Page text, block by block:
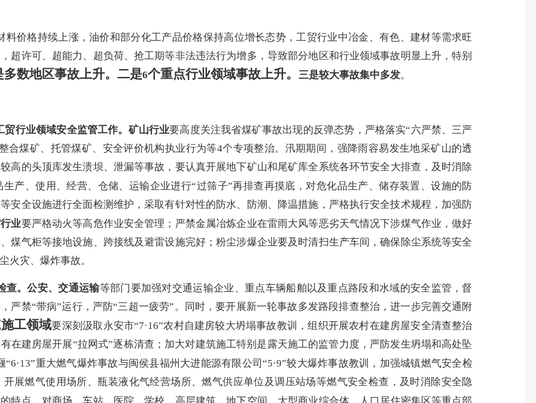
料价格持续上涨，油价和部分化工产品价格保持高位增长态势，工贸行业中冶金、有色、建材等需求旺
超许可、超能力、超负荷、抢工期等非法违法行为增多，导致部分地区和行业领域事故明显上升，特别
多数地区事故上升。二是6个重点行业领域事故上升。 三是较大事故集中多发。
行业领域安全监管工作。 矿山行业要高度关注我省煤矿事故出现的反弹态势，严格落实“六严禁、三严
合煤矿、托管煤矿、安全评价机构执业行为等4个专项整治。 汛期期间， 强降雨容易发生地采矿山的透
高的头顶库发生溃坝、泄漏等事故 ， 要认真开展地下矿山和尾矿库全系统各环节安全大排查，及时消除
生产、使用、经营、仓储、运输企业进行“过筛子”再排查再摸底，对危化品生产、储存装置、设施的防
安全设施进行全面检测维护，采取有针对性的防水、防潮、降温措施，严格执行安全技术规程，加强防
业要严格动火等高危作业安全管理；严禁金属冶炼企业在雷雨大风等恶劣天气情况下涉煤气作业，做好
煤气柜等接地设施、跨接线及避雷设施完好；粉尘涉爆企业要及时清扫生产车间，确保除尘系统等安全
火灾、爆炸事故。
查。公安、交通运输等部门要加强对交通运输企业、重点车辆船舶以及重点路段和水域的安全监管，督
严禁“带病”运行，严防“三超一疲劳”。同时，要开展新一轮事故多发路段排查整治，进一步完善交通附
工领域要深刻汲取永安市“7·16”农村自建房较大坍塌事故教训，组织开展农村在建房屋安全清查整治
在建房屋开展“拉网式”逐栋清查；加大对建筑施工特别是露天施工的监管力度，严防发生坍塌和高处坠
“6·13”重大燃气爆炸事故与闽侯县福州大进能源有限公司“5·9”较大爆炸事故教训 ， 加强城镇燃气安全检
展燃气使用场所、瓶装液化气经营场所、燃气供应单位及调压站场等燃气安全检查，及时消除安全隐